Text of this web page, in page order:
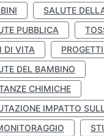
SALUTE
PUBBLICA
DI VITA
DEL BAMBINO
CHIMICHE
IMPATTO